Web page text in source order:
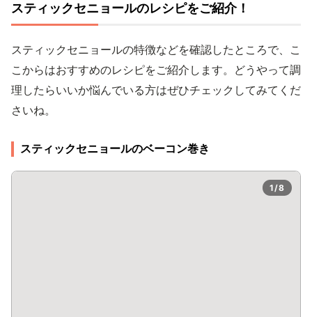
スティックセニョールのレシピをご紹介！
スティックセニョールの特徴などを確認したところで、こ
こからはおすすめのレシピをご紹介します。どうやって調
理したらいいか悩んでいる方はぜひチェックしてみてくだ
さいね。
スティックセニョールのベーコン巻き
1/8